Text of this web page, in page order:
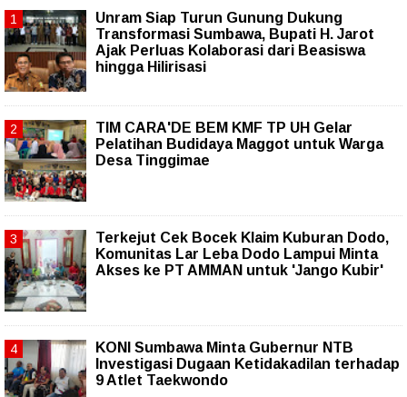
Unram Siap Turun Gunung Dukung
Transformasi Sumbawa, Bupati H. Jarot
Ajak Perluas Kolaborasi dari Beasiswa
hingga Hilirisasi
TIM CARA'DE BEM KMF TP UH Gelar
Pelatihan Budidaya Maggot untuk Warga
Desa Tinggimae
Terkejut Cek Bocek Klaim Kuburan Dodo,
Komunitas Lar Leba Dodo Lampui Minta
Akses ke PT AMMAN untuk 'Jango Kubir'
KONI Sumbawa Minta Gubernur NTB
Investigasi Dugaan Ketidakadilan terhadap
9 Atlet Taekwondo